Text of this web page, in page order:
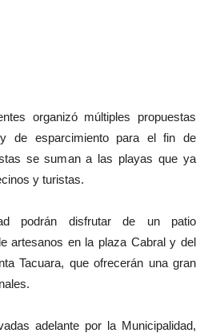
organizó múltiples propuestas
y de esparcimiento para el fin de
se suman a las playas que ya
y turistas.
podrán disfrutar de un patio
artesanos en la plaza Cabral y del
Tacuara, que ofrecerán una gran
adelante por la Municipalidad,